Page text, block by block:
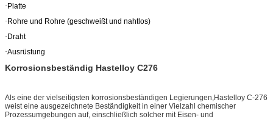
·Platte
·Rohre und Rohre (geschweißt und nahtlos)
·Draht
·Ausrüstung
Korrosionsbeständig Hastelloy C276
Als eine der vielseitigsten korrosionsbeständigen Legierungen,Hastelloy C-276
weist eine ausgezeichnete Beständigkeit in einer Vielzahl chemischer
Prozessumgebungen auf, einschließlich solcher mit Eisen- und